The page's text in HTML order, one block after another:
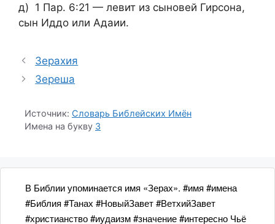
д) 1 Пар. 6:21 — левит из сыновей Гирсона,
сын Иддо или Адаии.
Зерахия
Зереша
Источник: Словарь Библейских Имён
Имена на букву З
В Библии упоминается имя «Зерах». #имя #имена
#Библия #Танах #НовыйЗавет #ВетхийЗавет
#христианство #иудаизм #значение #интересно Чьё